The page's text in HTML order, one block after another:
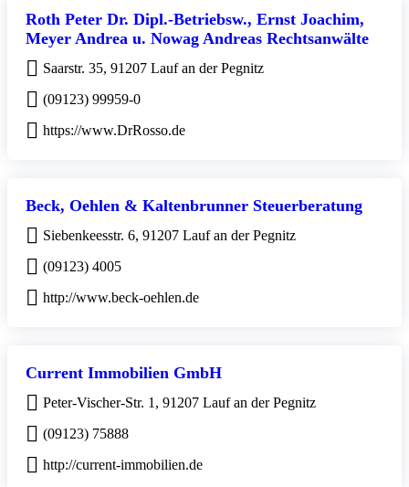
Roth Peter Dr. Dipl.-Betriebsw., Ernst Joachim,
Meyer Andrea u. Nowag Andreas Rechtsanwälte
Saarstr. 35, 91207 Lauf an der Pegnitz
(09123) 99959-0
https://www.DrRosso.de
Beck, Oehlen & Kaltenbrunner Steuerberatung
Siebenkeesstr. 6, 91207 Lauf an der Pegnitz
(09123) 4005
http://www.beck-oehlen.de
Current Immobilien GmbH
Peter-Vischer-Str. 1, 91207 Lauf an der Pegnitz
(09123) 75888
http://current-immobilien.de